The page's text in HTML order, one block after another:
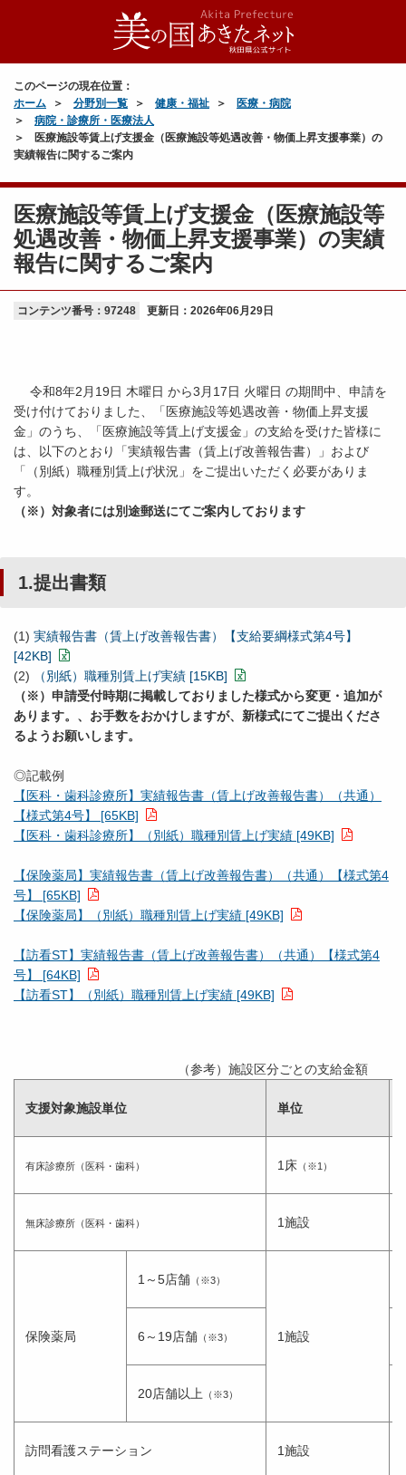
このページの現在位置：
ホーム
分野別一覧 健康・福祉
医療・病院
病院・診療所・医療法人
医療施設等賃上げ支援金（医療施設等処遇改善・物価上昇支援事業）の
実績報告に関するご案内
医療施設等賃上げ支援金（医療施設等
処遇改善・物価上昇支援事業）の実績
報告に関するご案内
コンテンツ番号：97248 更新日： 2026年06月29日
令和8年2月19日 木曜日 から3月17日 火曜日 の期間中、申請を
受け付けておりました、「医療施設等処遇改善・物価上昇支援
金」のうち、「医療施設等賃上げ支援金」の支給を受けた皆様に
は、以下のとおり「実績報告書（賃上げ改善報告書）」および
「（別紙）職種別賃上げ状況」をご提出いただく必要がありま
す。
（※）対象者には別途郵送にてご案内しております
1.提出書類
(1) 実績報告書（賃上げ改善報告書）【支給要綱様式第4号】
[42KB]
(2)
（別紙）職種別賃上げ実績 [15KB]
（※）申請受付時期に掲載しておりました様式から変更・追加が
あります。、お手数をおかけしますが、新様式にてご提出くださ
るようお願いします。
◎記載例
【医科・歯科診療所】実績報告書（賃上げ改善報告書）（共通）
【様式第4号】 [65KB]
【医科・歯科診療所】（別紙）職種別賃上げ実績 [49KB]
【保険薬局】実績報告書（賃上げ改善報告書）（共通）【様式第4
号】 [65KB]
【保険薬局】（別紙）職種別賃上げ実績 [49KB]
【訪看ST】実績報告書（賃上げ改善報告書）（共通）【様式第4
号】 [64KB]
【訪看ST】（別紙）職種別賃上げ実績 [49KB]
（参考）施設区分ごとの支給金額
支援対象施設単位 単位
有床診療所（医科・歯科） 1床 （※1）
無床診療所（医科・歯科） 1施設
保険薬局
1～5店舗 （※3）
1施設
6～19店舗 （※3）
20店舗以上 （※3）
訪問看護ステーション 1施設